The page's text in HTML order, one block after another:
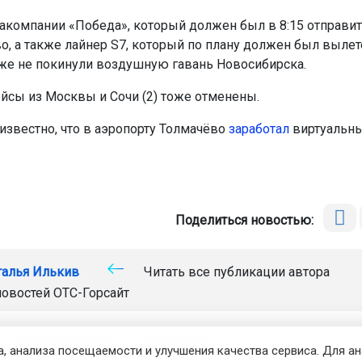
«Победа», который должен был в 8:15
а также лайнер S7, который по плану должен был
не покинули воздушную гавань Новосибирска.
из Москвы и Сочи (2) тоже отменены.
что в аэропорту Толмачёво заработал
Поделиться новостью:
Илькив
Читать все публикации автора
ОТС-Горсайт
посещаемости и улучшения качества сервиса. Для